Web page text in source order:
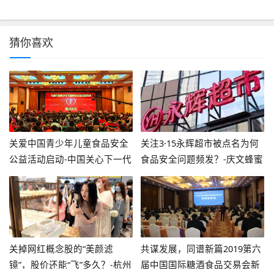
猜你喜欢
关爱中国青少年儿童食品安全
公益活动启动-中国关心下一代
健康体育基金会
关注3·15永辉超市被点名为何
食品安全问题频发？-庆文蜂蜜
多少钱
关掉网红概念股的“美颜滤
镜”，股价还能“飞”多久？-杭州
共谋发展，同谱新篇2019第六
届中国国际糖酒食品交易会新